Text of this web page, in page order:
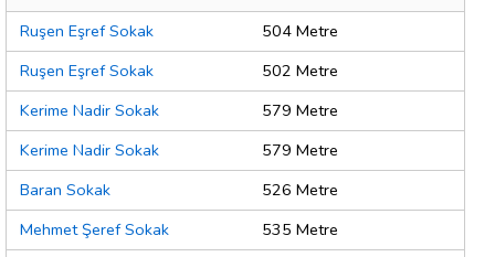
Ruşen Eşref Sokak
504 Metre
Ruşen Eşref Sokak
502 Metre
Kerime Nadir Sokak
579 Metre
Kerime Nadir Sokak
579 Metre
Baran Sokak
526 Metre
Mehmet Şeref Sokak
535 Metre